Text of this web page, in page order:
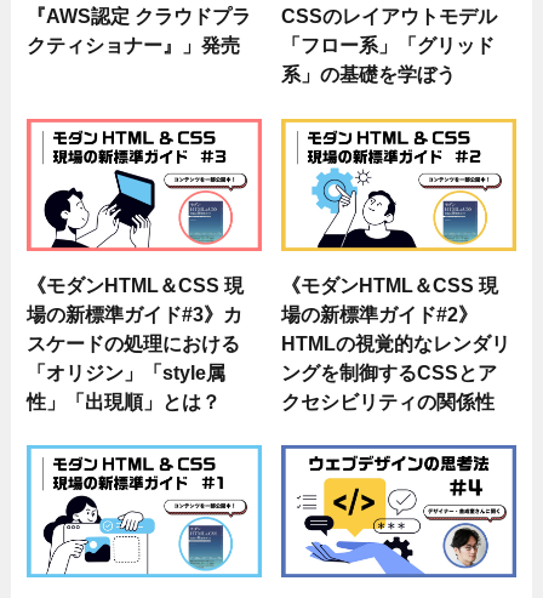
『AWS認定 クラウドプラ
クティショナー』」発売
CSSのレイアウトモデル
「フロー系」「グリッド
系」の基礎を学ぼう
《モダンHTML＆CSS 現
場の新標準ガイド#3》カ
スケードの処理における
「オリジン」「style属
性」「出現順」とは？
《モダンHTML＆CSS 現
場の新標準ガイド#2》
HTMLの視覚的なレンダリ
ングを制御するCSSとア
クセシビリティの関係性